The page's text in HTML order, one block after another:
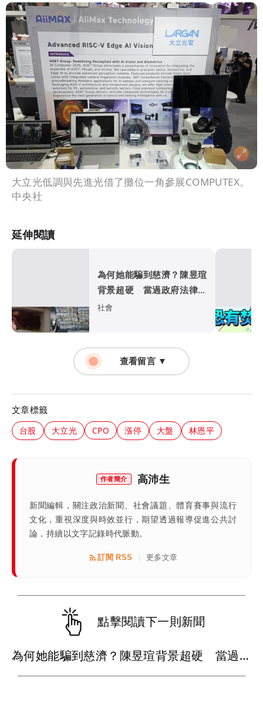
大立光低調與先進光借了攤位一角參展COMPUTEX。
中央社
延伸閱讀
為何她能騙到慈濟？陳昱瑄
背景超硬 當過政府法律顧
問
社會
查看留言 ▼
文章標籤
台股 大立光 CPO 漲停 大盤 林恩平
作者簡介 高沛生
新聞編輯，關注政治新聞、社會議題、體育賽事與流行
文化，重視深度與時效並行，期望透過報導促進公共討
論，持續以文字記錄時代脈動。
訂閱 RSS 更多文章
點擊閱讀下一則新聞
為何她能騙到慈濟？陳昱瑄背景超硬 當過政府法律顧問